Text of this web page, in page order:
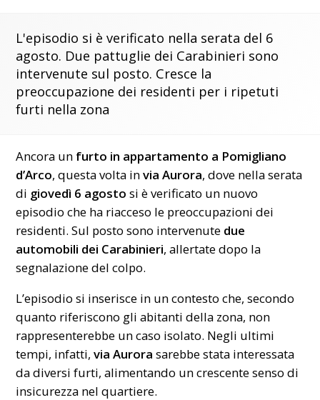
L'episodio si è verificato nella serata del 6
agosto. Due pattuglie dei Carabinieri sono
intervenute sul posto. Cresce la
preoccupazione dei residenti per i ripetuti
furti nella zona
Ancora un furto in appartamento a Pomigliano
d’Arco, questa volta invia Aurora, dove nella serata
di giovedì 6 agosto si è verificato un nuovo
episodio che ha riacceso le preoccupazioni dei
residenti. Sul posto sono intervenute due
automobili dei Carabinieri, allertate dopo la
segnalazione del colpo.
L’episodio si inserisce in un contesto che, secondo
quanto riferiscono gli abitanti della zona, non
rappresenterebbe un caso isolato. Negli ultimi
tempi, infatti,via Aurora sarebbe stata interessata
da diversi furti, alimentando un crescente senso di
insicurezza nel quartiere.